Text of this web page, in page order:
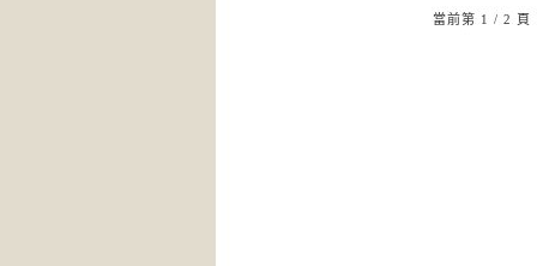
當前第 1 / 2 頁